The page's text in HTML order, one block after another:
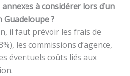
à considérer lors d’un
Guadeloupe ?
il faut prévoir les frais de
les commissions d’agence,
éventuels coûts liés aux